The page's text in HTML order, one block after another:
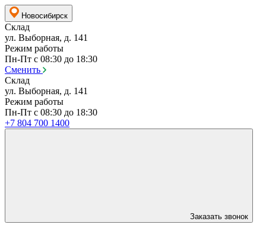
Новосибирск
Склад
ул. Выборная, д. 141
Режим работы
Пн-Пт с 08:30 до 18:30
Сменить
Склад
ул. Выборная, д. 141
Режим работы
Пн-Пт с 08:30 до 18:30
+7 804 700 1400
Заказать звонок